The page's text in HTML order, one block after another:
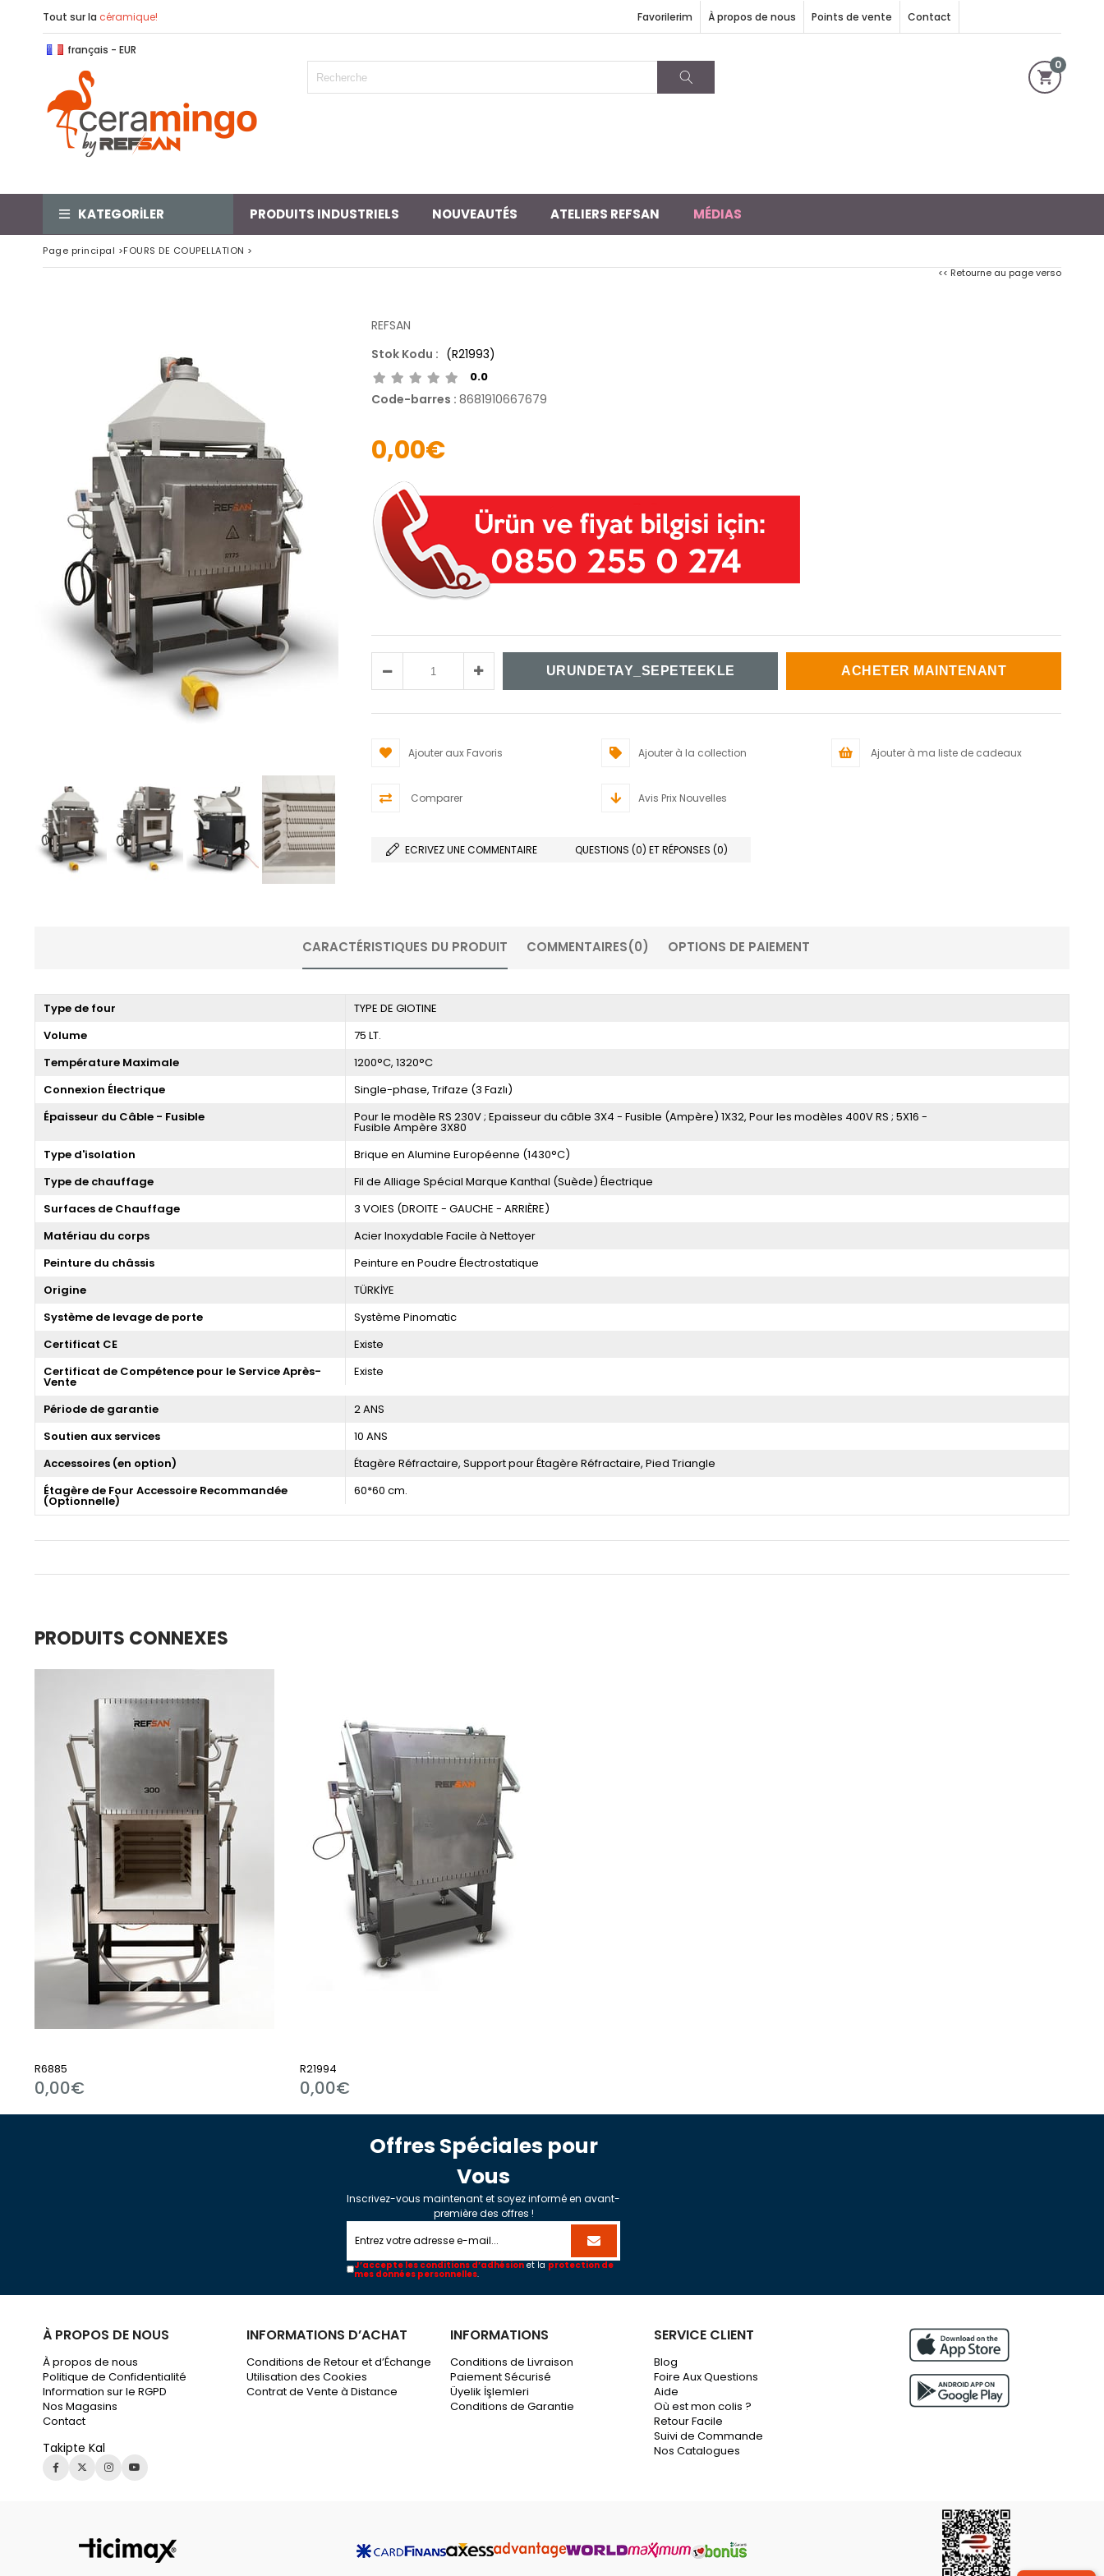
Tout sur la céramique! À propos de nous Points de vente Contact
Favorilerim
français - EUR
0
KATEGORİLER PRODUITS INDUSTRIELS NOUVEAUTÉS ATELIERS REFSAN MÉDIAS
Page principal >FOURS DE COUPELLATION >
<< Retourne au page verso
REFSAN
(R21993)
0.0
Code-barres : 8681910667679
0,00€
Ajouter aux Favoris Ajouter à la collection Ajouter à ma liste de cadeaux
Comparer Avis Prix Nouvelles
ECRIVEZ UNE COMMENTAIRE QUESTIONS (0) ET RÉPONSES (0)
CARACTÉRISTIQUES DU PRODUIT COMMENTAIRES(0) OPTIONS DE PAIEMENT
Type de four
TYPE DE GIOTINE
Volume
75 LT.
Température Maximale
1200°C 1320°C
Connexion Électrique
Single-phase Trifaze (3 Fazlı)
Épaisseur du Câble - Fusible
Pour le modèle RS 230V ; Epaisseur du câble 3X4 - Fusible (Ampère) 1X32 Pour les modèles 400V RS ; 5X16 -
Fusible Ampère 3X80
Type d'isolation
Brique en Alumine Européenne (1430°C)
Type de chauffage
Fil de Alliage Spécial Marque Kanthal (Suède) Électrique
Surfaces de Chauffage
3 VOIES (DROITE - GAUCHE - ARRIÈRE)
Matériau du corps
Acier Inoxydable Facile à Nettoyer
Peinture du châssis
Peinture en Poudre Électrostatique
Origine
TÜRKİYE
Système de levage de porte
Système Pinomatic
Certificat CE
Existe
Certificat de Compétence pour le Service Après-
Vente
Existe
Période de garantie
2 ANS
Soutien aux services
10 ANS
Accessoires (en option)
Étagère Réfractaire Support pour Étagère Réfractaire Pied Triangle
Étagère de Four Accessoire Recommandée
(Optionnelle)
60*60 cm.
PRODUITS CONNEXES
R6885
0,00€
R21994
0,00€
Offres Spéciales pour
Vous
Inscrivez-vous maintenant et soyez informé en avant-
première des offres !
J’accepte les conditions d’adhésionet la protection de
mes données personnelles.
À PROPOS DE NOUS
À propos de nous
Politique de Confidentialité
Information sur le RGPD
Nos Magasins
Contact
Takipte Kal
INFORMATIONS D’ACHAT
Conditions de Retour et d’Échange
Utilisation des Cookies
Contrat de Vente à Distance
INFORMATIONS
Conditions de Livraison
Paiement Sécurisé
Üyelik İşlemleri
Conditions de Garantie
SERVICE CLIENT
Blog
Foire Aux Questions
Aide
Où est mon colis ?
Retour Facile
Suivi de Commande
Nos Catalogues